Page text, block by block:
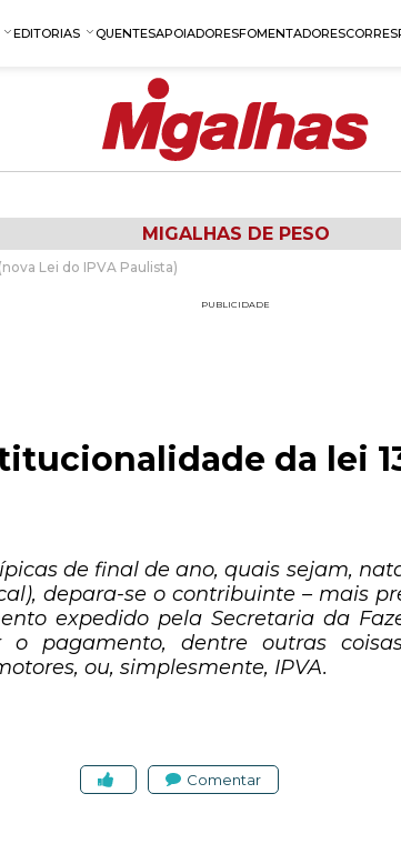
EDITORIAS QUENTESAPOIADORESFOMENTADORES
MIGALHAS DE PESO
Lei do IPVA Paulista)
PUBLICIDADE
da lei
de final de ano, quais sejam,
depara-se o contribuinte – mais
expedido pela Secretaria da
pagamento, dentre outras
ou, simplesmente, IPVA.
Comentar